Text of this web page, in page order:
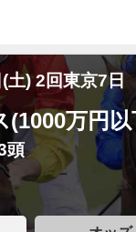
土) 2回東京7日
(1000万円以
頭